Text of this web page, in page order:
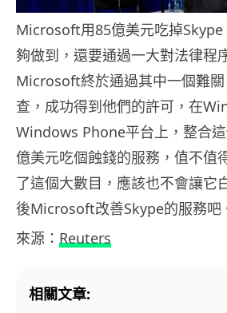
Microsoft用85億美元吃掉Skype
夠做到，還要通過一大對法律程
Microsoft終於通過其中一個難
查，成功得到他們的許可，在
Windows Phone平台上，整合
億美元吃個蝕錢的服務，值不值
了這個大數目，應該也不會讓它
後Microsoft改善Skype的服務吧
來源： Reuters
相關文章: